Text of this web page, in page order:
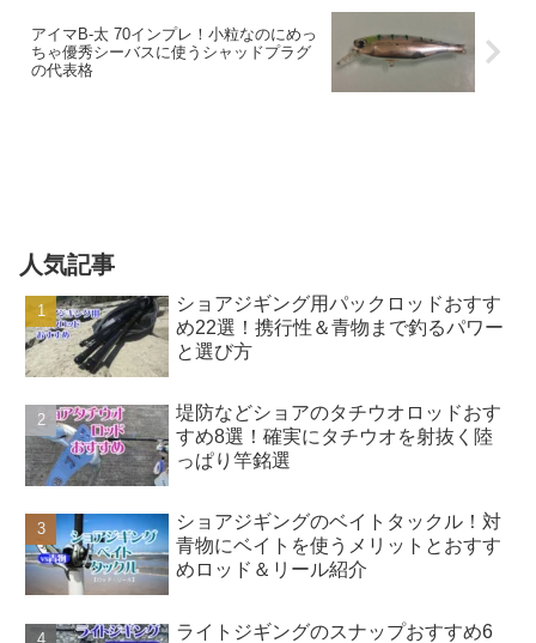
アイマB-太 70インプレ！小粒なのにめっ
ちゃ優秀シーバスに使うシャッドプラグ
の代表格
人気記事
ショアジギング用パックロッドおすす
め22選！携行性＆青物まで釣るパワー
と選び方
堤防などショアのタチウオロッドおす
すめ8選！確実にタチウオを射抜く陸
っぱり竿銘選
ショアジギングのベイトタックル！対
青物にベイトを使うメリットとおすす
めロッド＆リール紹介
ライトジギングのスナップおすすめ6